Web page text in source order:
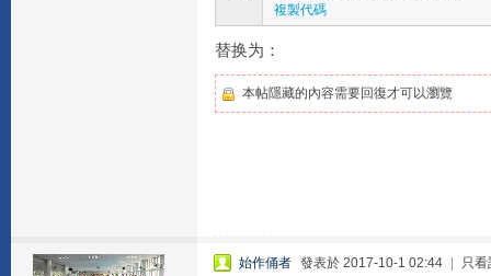
複製代碼
替换为：
本帖隱藏的內容需要回復才可以瀏覽
始作俑者 發表於 2017-10-1 02:44 只看